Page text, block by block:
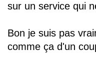
sur un service qui
Bon je suis pas
comme ça d'un